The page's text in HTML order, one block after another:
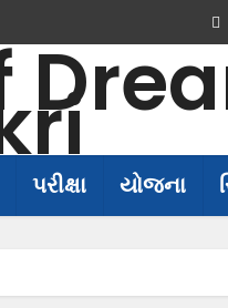
પરીક્ષા યોજના